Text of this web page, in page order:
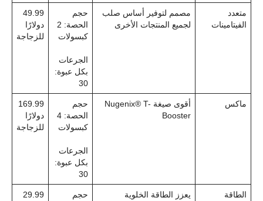
متعدد
الفيتامينات
مصمم لتوفير أساس صلب
لجميع المنتجات الأخرى
حجم
الحصة: 2
كبسولات
الجرعات
بكل عبوة:
30
49.99
دولارًا
للزجاجة
ماكس
أقوى صيغة Nugenix® T-
Booster
حجم
الحصة: 4
كبسولات
الجرعات
بكل عبوة:
30
169.99
دولارًا
للزجاجة
الطاقة
يعزز الطاقة الخلوية
حجم
29.99